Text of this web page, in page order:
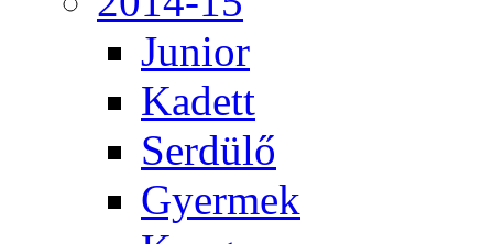
Junior
Kadett
Serdülő
Gyermek